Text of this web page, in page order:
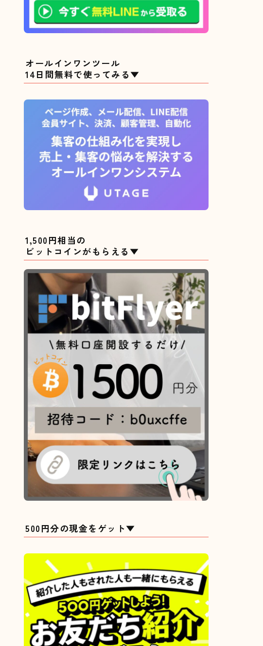
オールインワンツール
14日間無料で使ってみる▼
1,500円相当の
ビットコインがもらえる▼
500円分の現金をゲット▼